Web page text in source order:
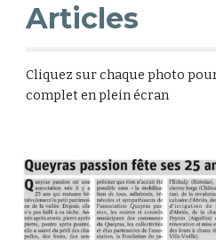
Articles
Cliquez sur chaque photo
complet en plein écran